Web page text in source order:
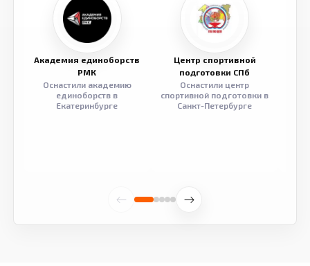
Академия единоборств
РМК
Оснастили академию
единоборств в
Екатеринбурге
Центр спортивной
подготовки СПб
Оснастили центр
спортивной подготовки в
Санкт-Петербурге